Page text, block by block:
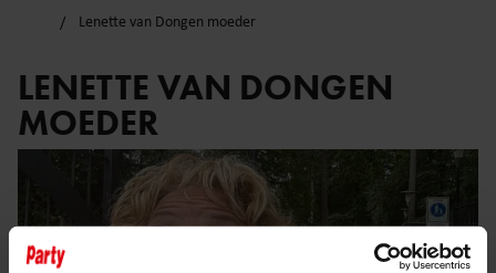
Lenette van Dongen moeder
LENETTE VAN DONGEN
MOEDER